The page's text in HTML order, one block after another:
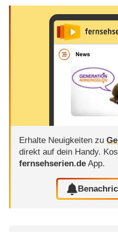
Erhalte Neuigkeiten zu
direkt auf dein Handy.
fernsehserien.deApp.